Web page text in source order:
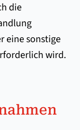
die
eine sonstige
wird.